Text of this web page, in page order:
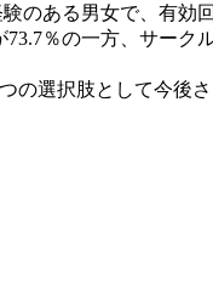
のある男女で、有
％の一方、サー
の選択肢として今後